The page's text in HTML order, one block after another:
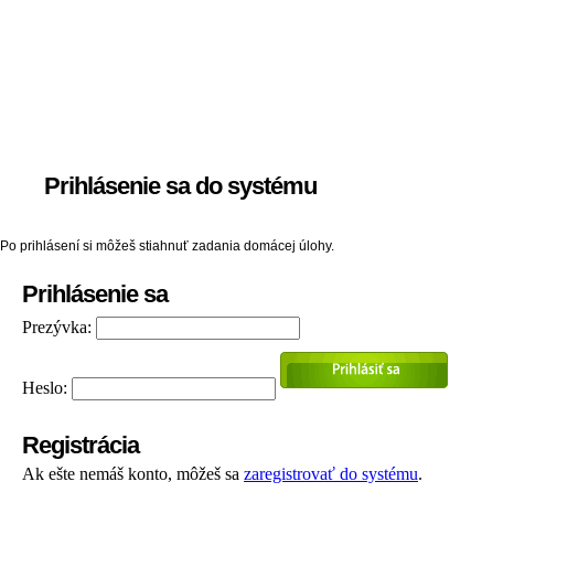
Prihlásenie sa do systému
Po prihlásení si môžeš stiahnuť zadania domácej úlohy.
Prihlásenie sa
Prezývka:
Heslo:
Registrácia
Ak ešte nemáš konto, môžeš sa zaregistrovať do systému.